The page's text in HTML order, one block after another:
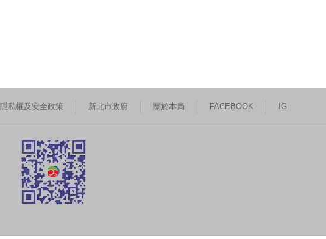
隱私權及安全政策 新北市政府 關於本局 FACEBOOK IG